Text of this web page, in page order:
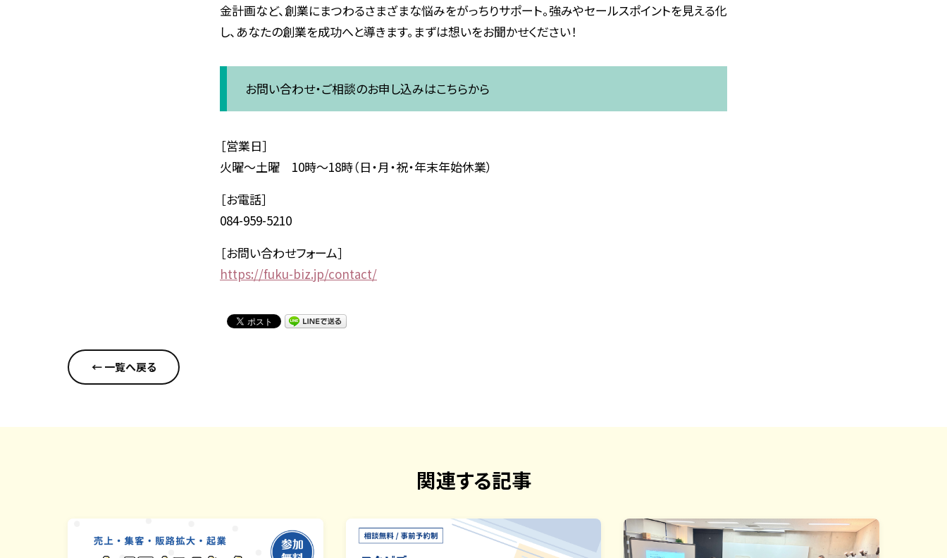
金計画など、創業にまつわるさまざまな悩みをがっちりサポート。強みやセールスポイントを見える化
し、あなたの創業を成功へと導きます。まずは想いをお聞かせください！
お問い合わせ・ご相談のお申し込みはこちらから
［営業日］
火曜～土曜 10時～18時（日・月・祝・年末年始休業）
［お電話］
084-959-5210
［お問い合わせフォーム］
https://fuku-biz.jp/contact/
← 一覧へ戻る
関連する記事